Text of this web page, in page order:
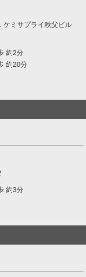
ケミサプライ秩父ビル
約2分
約20分
約3分